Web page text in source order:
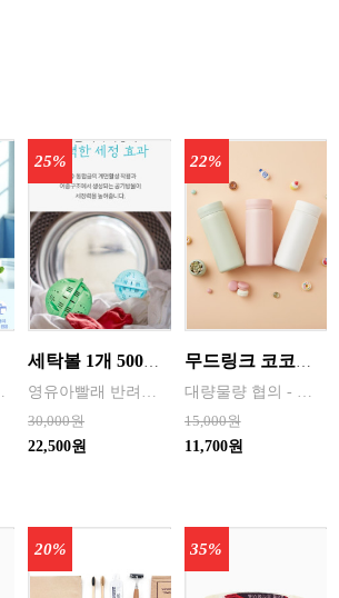
30,000원
25%
22,500원
15,000원
22%
11,700원
20% 35%